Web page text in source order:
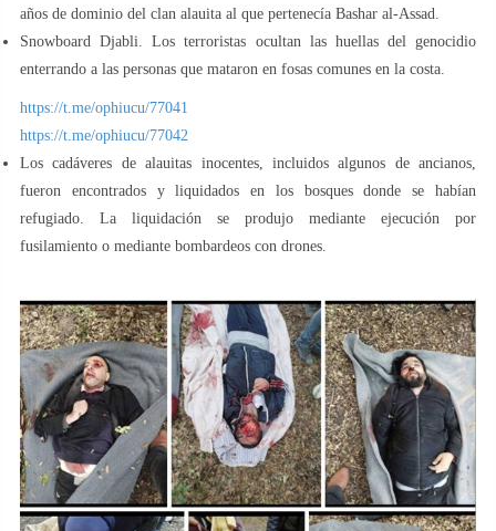
años de dominio del clan alauita al que pertenecía Bashar al-Assad.
Snowboard Djabli. Los terroristas ocultan las huellas del genocidio
enterrando a las personas que mataron en fosas comunes en la costa.
https://t.me/ophiucu/77041
https://t.me/ophiucu/77042
Los cadáveres de alauitas inocentes, incluidos algunos de ancianos,
fueron encontrados y liquidados en los bosques donde se habían
refugiado. La liquidación se produjo mediante ejecución por
fusilamiento o mediante bombardeos con drones.